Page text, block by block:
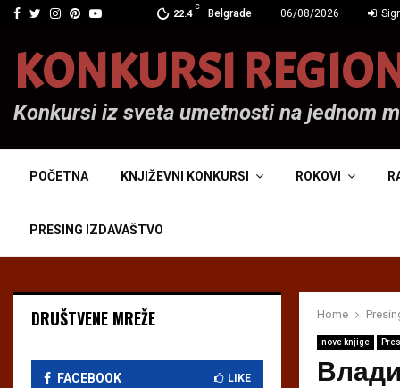
Facebook
Twitter
Instagram
Pinterest
Youtube 22.4
C
Belgrade 06/08/2026
KONKURSI
Konkursi iz sveta umetnosti na jednom
POČETNA KNJIŽEVNI KONKURSI ROKOVI
PRESING IZDAVAŠTVO
Home
nove knjige
DRUŠTVENE MREŽE
FACEBOOK LIKE